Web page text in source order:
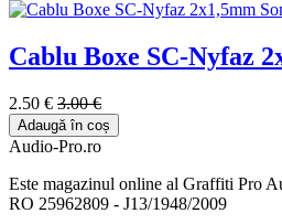
Cablu Boxe SC-Nyfaz
2.50 € 3.00 €
Adaugă în coș
Audio-Pro.ro
Este magazinul online al Graffiti Pro
RO 25962809 - J13/1948/2009